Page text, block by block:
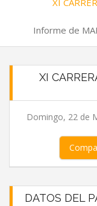
XI
Informe de
XI
Domingo, 22 de
DATOS DEL